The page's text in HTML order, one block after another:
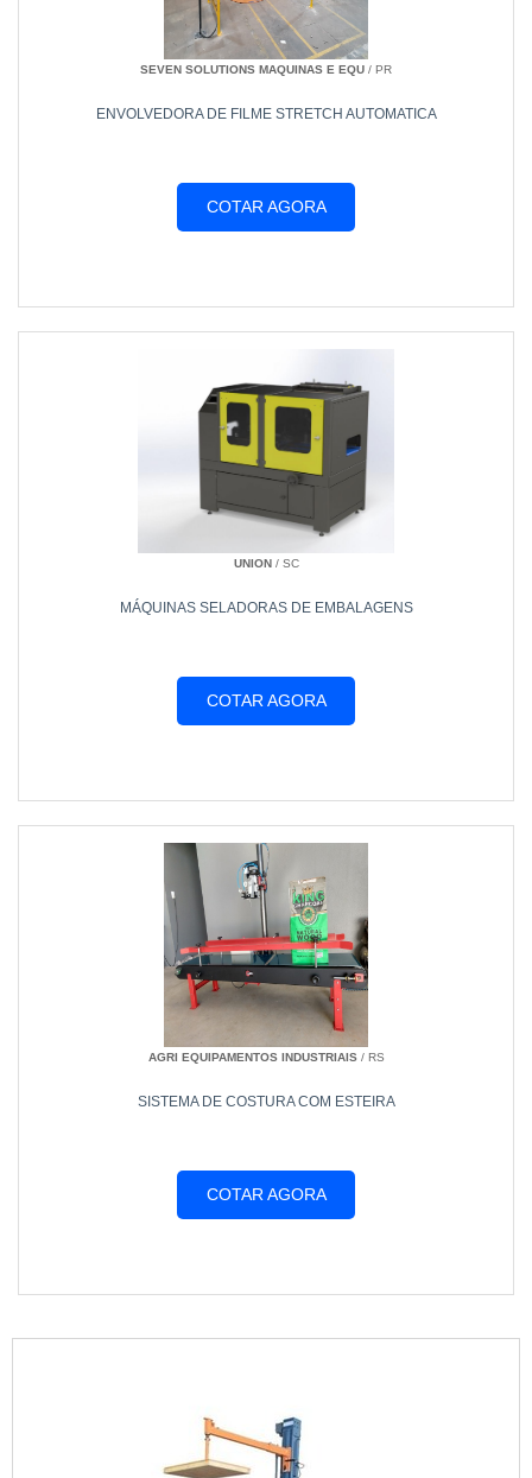
SEVEN SOLUTIONS MAQUINAS E EQU / PR
ENVOLVEDORA DE FILME STRETCH AUTOMATICA
COTAR AGORA
UNION/ SC
MÁQUINAS SELADORAS DE EMBALAGENS
COTAR AGORA
AGRI EQUIPAMENTOS INDUSTRIAIS/ RS
SISTEMA DE COSTURA COM ESTEIRA
COTAR AGORA